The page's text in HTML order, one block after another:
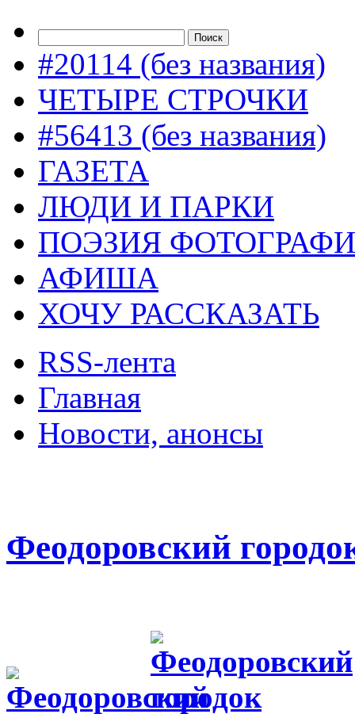
#20114 (без названия)
ЧЕТЫРЕ СТРОЧКИ
#56413 (без названия)
ГАЗЕТА
ЛЮДИ И ПАРКИ
ПОЭЗИЯ
АФИША
ХОЧУ РАССКАЗАТЬ
RSS-лента
Главная
Новости, анонсы
Феодоровский